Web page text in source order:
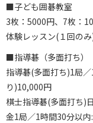
■子ども囲碁教室
3枚：5000円、7枚：
体験レッスン(１回の
■指導碁（多面打ち）
指導碁(多面打ち)1局
り)10,000円
棋士指導碁(多面打ち
金1局／1時間30分以